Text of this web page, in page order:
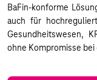
BaFin-konforme
auch für
Gesundheitswesen,
ohne Kompromisse